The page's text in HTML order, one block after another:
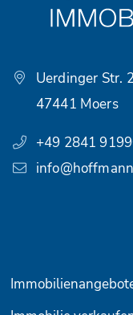
Uerdinger Str.
47441 Moers
+49 2841